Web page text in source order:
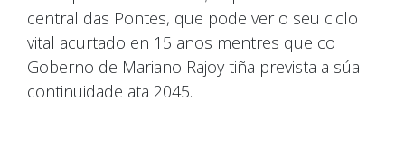
central das Pontes, que pode ver o seu ciclo
vital acurtado en 15 anos mentres que co
Goberno de Mariano Rajoy tiña prevista a súa
continuidade ata 2045.